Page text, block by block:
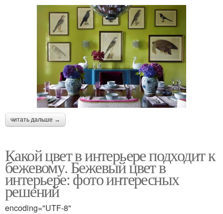
читать дальше →
Какой цвет в интерьере подходит к
бежевому. Бежевый цвет в
интерьере: фото интересных
решений
encoding="UTF-8"